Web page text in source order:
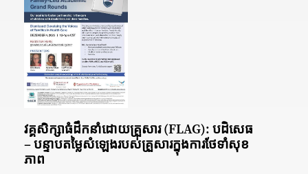
វគ្គ​សិក្សា​ធំ​ដឹកនាំ​ដោយ​គ្រួសារ (FLAG): បដិសេធ
– បន្ទាប​តម្លៃ​សំឡេង​របស់​គ្រួសារ​ក្នុង​ការ​ថែទាំ​សុខ
ភាព